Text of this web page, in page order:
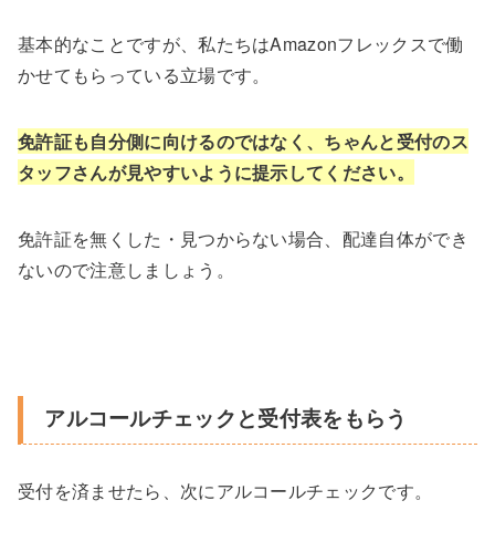
基本的なことですが、私たちはAmazonフレックスで働
かせてもらっている立場です。
免許証も自分側に向けるのではなく、ちゃんと受付のス
タッフさんが見やすいように提示してください。
免許証を無くした・見つからない場合、配達自体ができ
ないので注意しましょう。
アルコールチェックと受付表をもらう
受付を済ませたら、次にアルコールチェックです。